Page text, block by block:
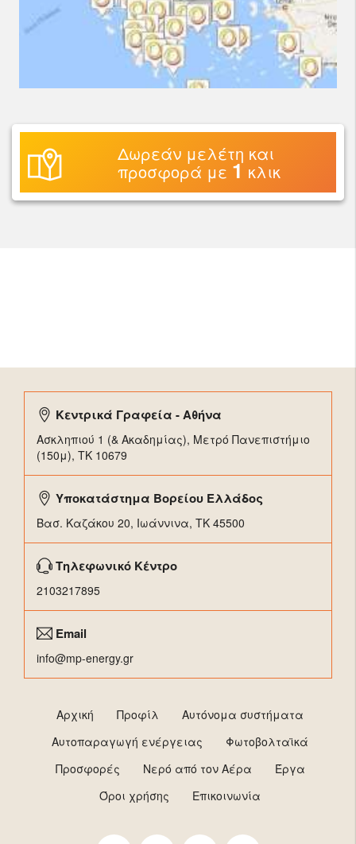
Δωρεάν μελέτη και
προσφορά με 1 κλικ
Κεντρικά Γραφεία - Αθήνα
Ασκληπιού 1 (& Ακαδημίας), Μετρό Πανεπιστήμιο
(150μ), TK 10679
Υποκατάστημα Βορείου Ελλάδος
Βασ. Καζάκου 20, Ιωάννινα, ΤΚ 45500
Τηλεφωνικό Κέντρο
2103217895
Email
info@mp-energy.gr
Αρχική Προφίλ
Αυτόνομα συστήματα
Αυτοπαραγωγή ενέργειας
Φωτοβολταϊκά
Προσφορές
Νερό από τον Αέρα
Έργα
Όροι χρήσης
Επικοινωνία